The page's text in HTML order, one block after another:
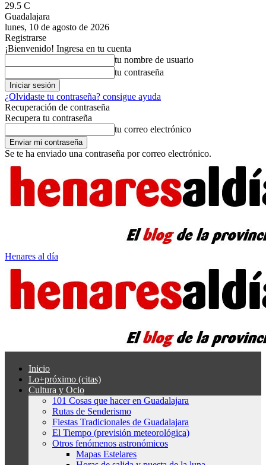
29.5 C
Guadalajara
lunes, 10 de agosto de 2026
Registrarse
¡Bienvenido! Ingresa en tu cuenta
tu nombre de usuario
tu contraseña
¿Olvidaste tu contraseña? consigue ayuda
Recuperación de contraseña
Recupera tu contraseña
tu correo electrónico
Se te ha enviado una contraseña por correo electrónico.
Henares al día
Inicio
Lo+próximo (citas)
Cultura y Ocio
101 Cosas que hacer en Guadalajara
Rutas de Senderismo
Fiestas Tradicionales de Guadalajara
El Tiempo (previsión meteorológica)
Otros fenómenos astronómicos
Mapas Estelares